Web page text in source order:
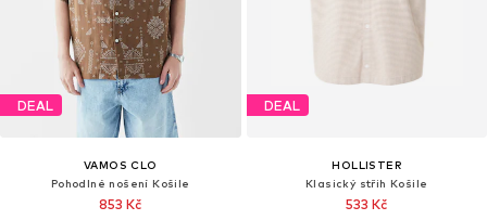
DEAL
VAMOS CLO
Pohodlné nošení Košile
853 Kč
DEAL
HOLLISTER
Klasický střih Košile
533 Kč